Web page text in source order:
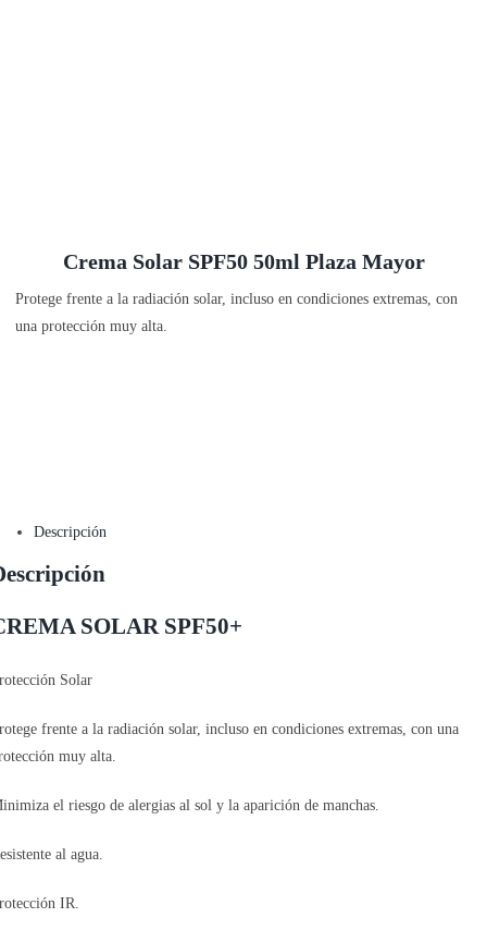
Crema Solar SPF50 50ml Plaza Mayor
Protege frente a la radiación solar, incluso en condiciones extremas, con
una protección muy alta.
Descripción
SOLAR SPF50+
Solar
frente a la radiación solar, incluso en condiciones extremas, con una
muy alta.
el riesgo de alergias al sol y la aparición de manchas.
al agua.
IR.